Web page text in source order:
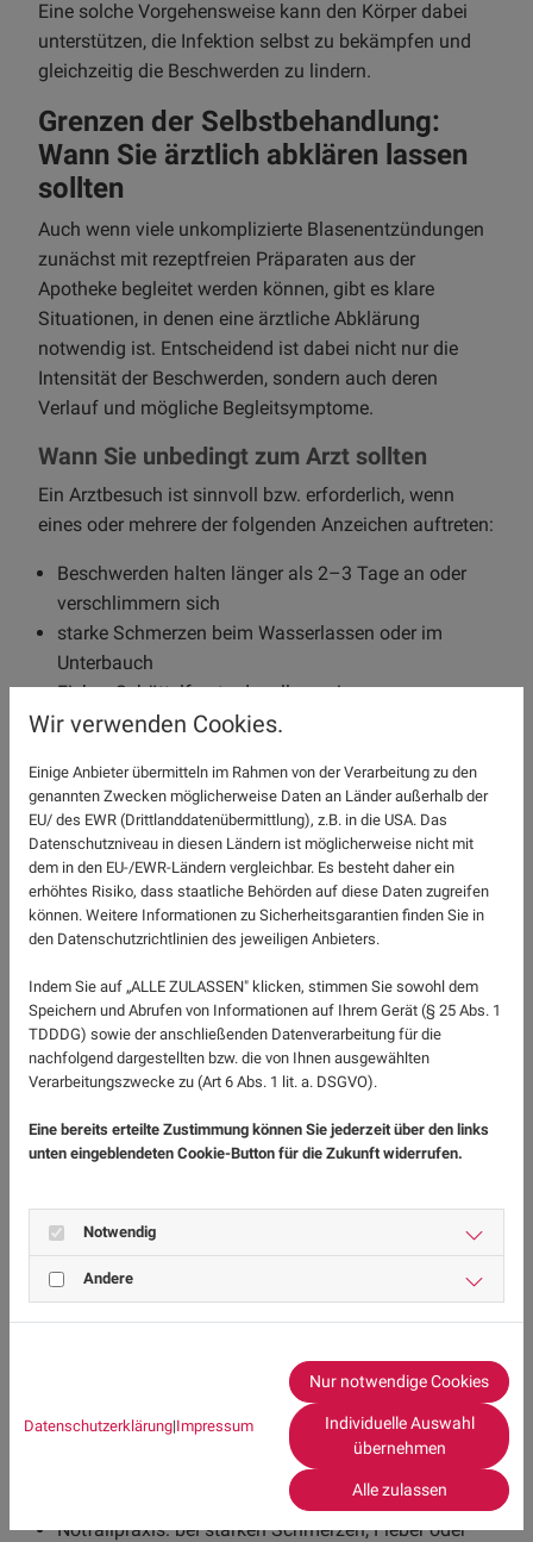
Eine solche Vorgehensweise kann den Körper dabei
unterstützen, die Infektion selbst zu bekämpfen und
gleichzeitig die Beschwerden zu lindern.
Grenzen der Selbstbehandlung:
Wann Sie ärztlich abklären lassen
sollten
Auch wenn viele unkomplizierte Blasenentzündungen
zunächst mit rezeptfreien Präparaten aus der
Apotheke begleitet werden können, gibt es klare
Situationen, in denen eine ärztliche Abklärung
notwendig ist. Entscheidend ist dabei nicht nur die
Intensität der Beschwerden, sondern auch deren
Verlauf und mögliche Begleitsymptome.
Wann Sie unbedingt zum Arzt sollten
Ein Arztbesuch ist sinnvoll bzw. erforderlich, wenn
eines oder mehrere der folgenden Anzeichen auftreten:
Beschwerden halten länger als 2–3 Tage an oder
verschlimmern sich
starke Schmerzen beim Wasserlassen oder im
Unterbauch
Fieber, Schüttelfrost oder allgemeines
Krankheitsgefühl
wiederkehrende Blasenentzündungen in kurzer Zeit
Schwangerschaft oder bekannte Vorerkrankungen
der Harnwege oder Nieren
In diesen Fällen reicht eine reine Selbstbehandlung in
der Regel nicht aus, da das Risiko besteht, dass sich
die Infektion ausbreitet oder komplizierter verläuft.
Welcher Arzt ist der richtige
Ansprechpartner?
In den meisten Fällen ist die erste Anlaufstelle die
Einschätzung vornehmen, eine Urinuntersuchung
durchführen und gegebenenfalls eine Behandlung
Je nach Situation können auch andere
Fachrichtungen relevant sein:
Urologie: bei wiederkehrenden oder komplizierten
strukturellen Problemen der Harnwege
Gynäkologie: bei Frauen, insbesondere wenn die
Beschwerden häufig im Zusammenhang mit
hormonellen Veränderungen oder wiederkehrenden
Notfallpraxis: bei starken Schmerzen, Fieber oder
Wir verwenden Cookies.
Einige Anbieter übermitteln im Rahmen von der Verarbeitung zu den
genannten Zwecken möglicherweise Daten an Länder außerhalb der
EU/ des EWR (Drittlanddatenübermittlung), z.B. in die USA. Das
Datenschutzniveau in diesen Ländern ist möglicherweise nicht mit
dem in den EU-/EWR-Ländern vergleichbar. Es besteht daher ein
erhöhtes Risiko, dass staatliche Behörden auf diese Daten zugreifen
können. Weitere Informationen zu Sicherheitsgarantien finden Sie in
den Datenschutzrichtlinien des jeweiligen Anbieters.
Indem Sie auf „ALLE ZULASSEN" klicken, stimmen Sie sowohl dem
Speichern und Abrufen von Informationen auf Ihrem Gerät (§ 25 Abs. 1
TDDDG) sowie der anschließenden Datenverarbeitung für die
nachfolgend dargestellten bzw. die von Ihnen ausgewählten
Verarbeitungszwecke zu (Art 6 Abs. 1 lit. a. DSGVO).
Eine bereits erteilte Zustimmung können Sie jederzeit über den links
unten eingeblendeten Cookie-Button für die Zukunft widerrufen.
Notwendig
Andere
Datenschutzerklärung|Impressum
Nur notwendige Cookies
Individuelle Auswahl
übernehmen
Alle zulassen